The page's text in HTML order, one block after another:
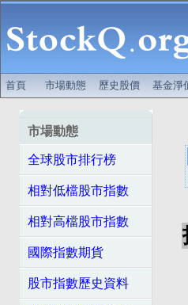
首頁 市場動態 歷史股價 基金淨
市場動態
全球股市排行榜
相對低檔股市指數
相對高檔股市指數
國際指數期貨
股市指數歷史資料